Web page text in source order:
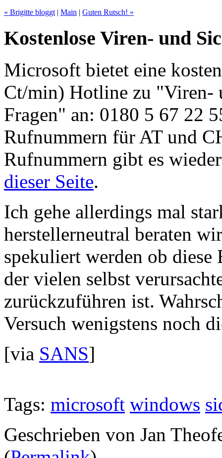
« Brigitte bloggt | Main | Guten Rutsch! »
Kostenlose Viren- und
Microsoft bietet eine
Ct/min) Hotline zu "Viren-
Fragen" an: 0180 5 67 22
Rufnummern für AT und
Rufnummern gibt es
dieser Seite.
Ich gehe allerdings mal
herstellerneutral beraten
spekuliert werden ob
der vielen selbst
zurückzuführen ist.
Versuch wenigstens noch
[via SANS]
Tags: microsoft windows
Geschrieben von Jan